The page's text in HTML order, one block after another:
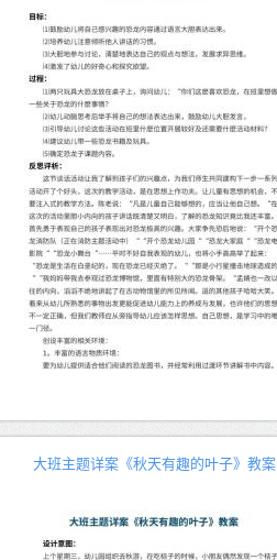
大班主题详案《秋天有趣的叶子》教案